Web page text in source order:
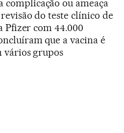
ou ameaça
do teste clínico de
Pfizer com 44.000
que a vacina é
vários grupos